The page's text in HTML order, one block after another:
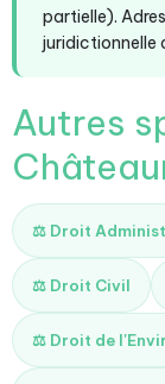
partielle).
juridictionnelle
Autres
⚖️ Droit
⚖️ Droit Civil
⚖️ Droit de